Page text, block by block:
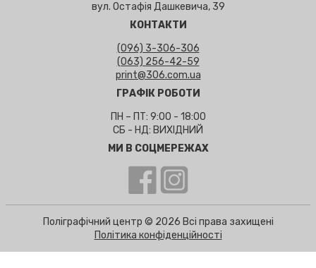
вул. Остафія Дашкевича, 39
КОНТАКТИ
(096) 3-306-306
(063) 256-42-59
print@306.com.ua
ГРАФІК РОБОТИ
ПН – ПТ: 9:00 - 18:00
СБ - НД: ВИХІДНИЙ
МИ В СОЦМЕРЕЖАХ
Поліграфічний центр © 2026 Всі права захищені
Політика конфіденційності